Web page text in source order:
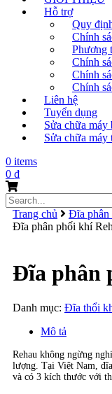
Hỗ trợ
Quy
Chính
Phương
Chính
Chính
Chính
Liên hệ
Tuyển dụng
Sửa chữa máy
Sửa chữa máy
0 items
0 ₫
Search
for:Trang chủ Đĩa
Đĩa phân phối khí
Đĩa phân
Danh mục: Đĩa thổi
Mô tả
Rehau không ngừng
lượng. Tại Việt Nam,
và có 3 kích thước với